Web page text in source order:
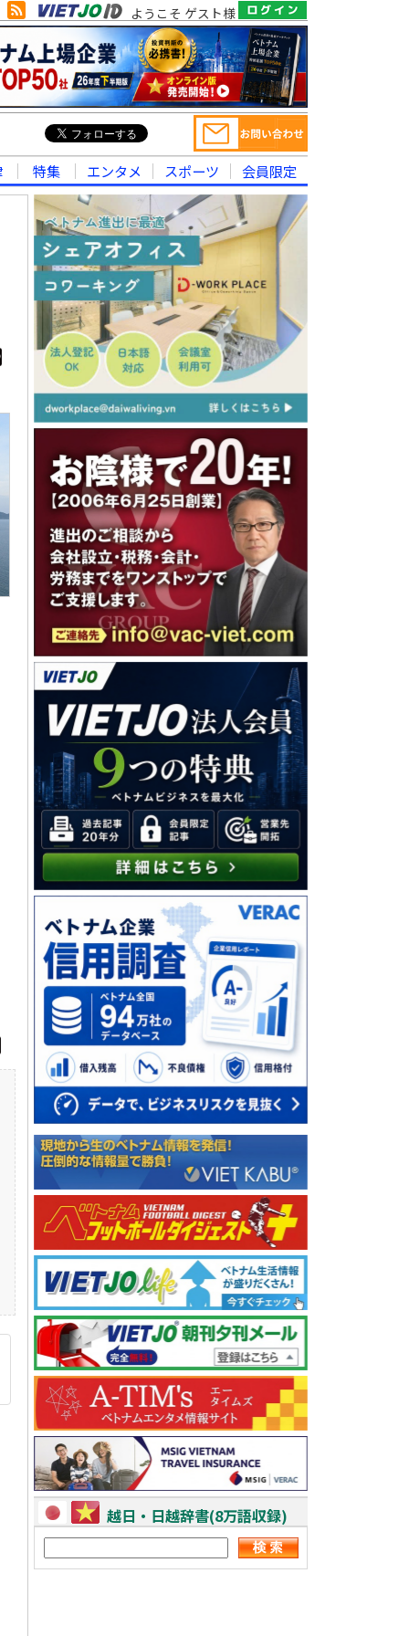
ようこそ ゲスト様
特集 エンタメ スポーツ 会員限定
越日・日越辞書(8万語収録)